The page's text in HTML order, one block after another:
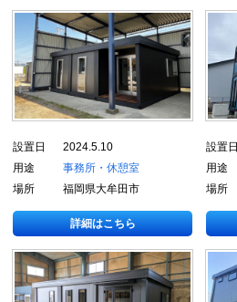
設置日
2024.5.10
用途
事務所・休憩室
場所
福岡県大牟田市
詳細はこちら
設置日
用途
場所